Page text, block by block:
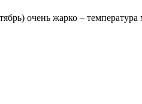
очень жарко – температура